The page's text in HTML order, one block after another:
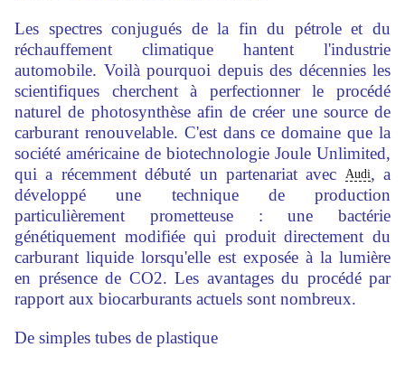
Les spectres conjugués de la fin du pétrole et du
réchauffement climatique hantent l'industrie
automobile. Voilà pourquoi depuis des décennies les
scientifiques cherchent à perfectionner le procédé
naturel de photosynthèse afin de créer une source de
carburant renouvelable. C'est dans ce domaine que la
société américaine de biotechnologie Joule Unlimited,
qui a récemment débuté un partenariat avec
Audi, a
développé une technique de production
particulièrement prometteuse : une bactérie
génétiquement modifiée qui produit directement du
carburant liquide lorsqu'elle est exposée à la lumière
en présence de CO2. Les avantages du procédé par
rapport aux biocarburants actuels sont nombreux.
De simples tubes de plastique